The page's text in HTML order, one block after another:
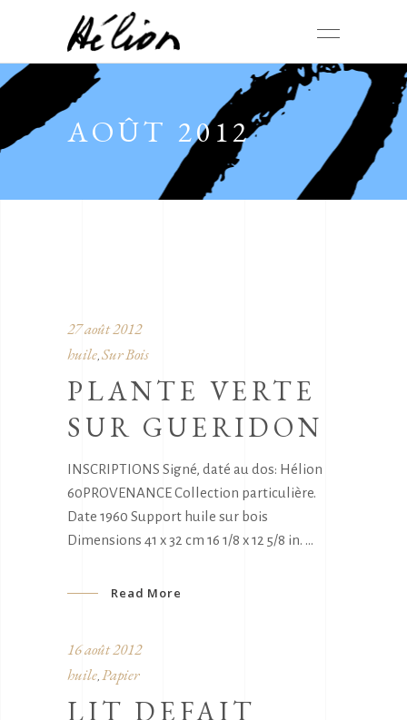
AOÛT 2012
27 août 2012
huile, Sur Bois
PLANTE VERTE
SUR GUERIDON
INSCRIPTIONS Signé, daté au dos: Hélion
60PROVENANCE Collection particulière.
Date 1960 Support huile sur bois
Dimensions 41 x 32 cm 16 1/8 x 12 5/8 in.
Read More
16 août 2012
huile Papier
LIT DEFAIT